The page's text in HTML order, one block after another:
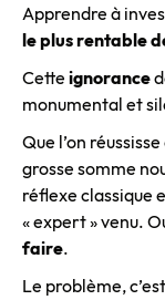
Apprendre à
le plus rentable
Cette ignorance
monumental et
Que l’on
grosse somme
réflexe classique
« expert » venu.
faire.
Le problème,